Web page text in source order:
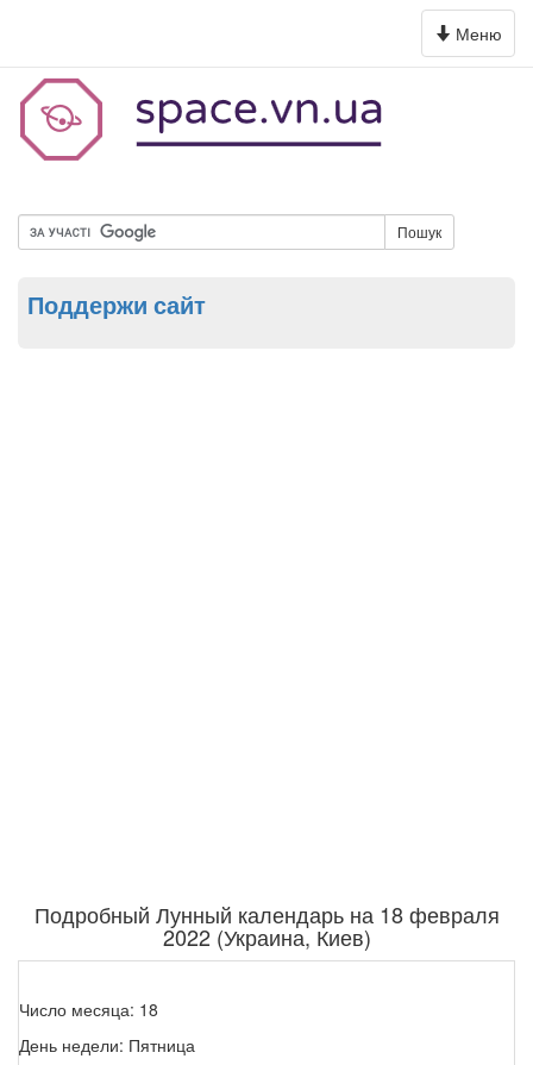
Toggle
navigation
Меню
Пошук
Поддержи сайт
Подробный Лунный календарь на 18 февраля
2022 (Украина, Киев)
Число месяца: 18
День недели: Пятница